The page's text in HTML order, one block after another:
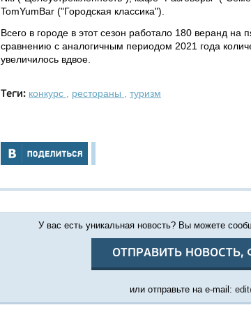
TomYumBar ("Городская классика").
Всего в городе в этот сезон работало 180 веранд на
сравнению с аналогичным периодом 2021 года
увеличилось вдвое.
Теги: конкурс рестораны туризм
У вас есть уникальная новость? Вы можете
ОТПРАВИТЬ НОВОСТЬ,
или отправьте на e-mail: